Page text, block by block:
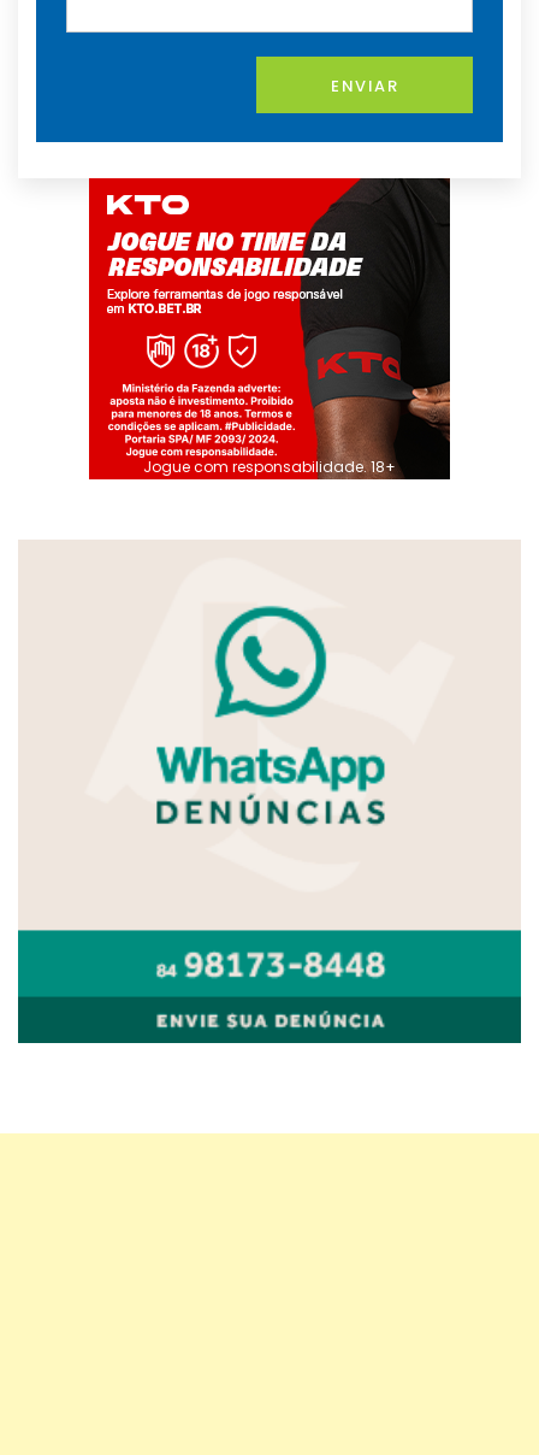
ENVIAR
Jogue com responsabilidade. 18+